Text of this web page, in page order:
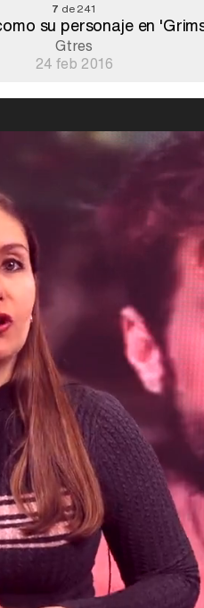
7 de 241
su personaje en
Gtres
24 feb 2016